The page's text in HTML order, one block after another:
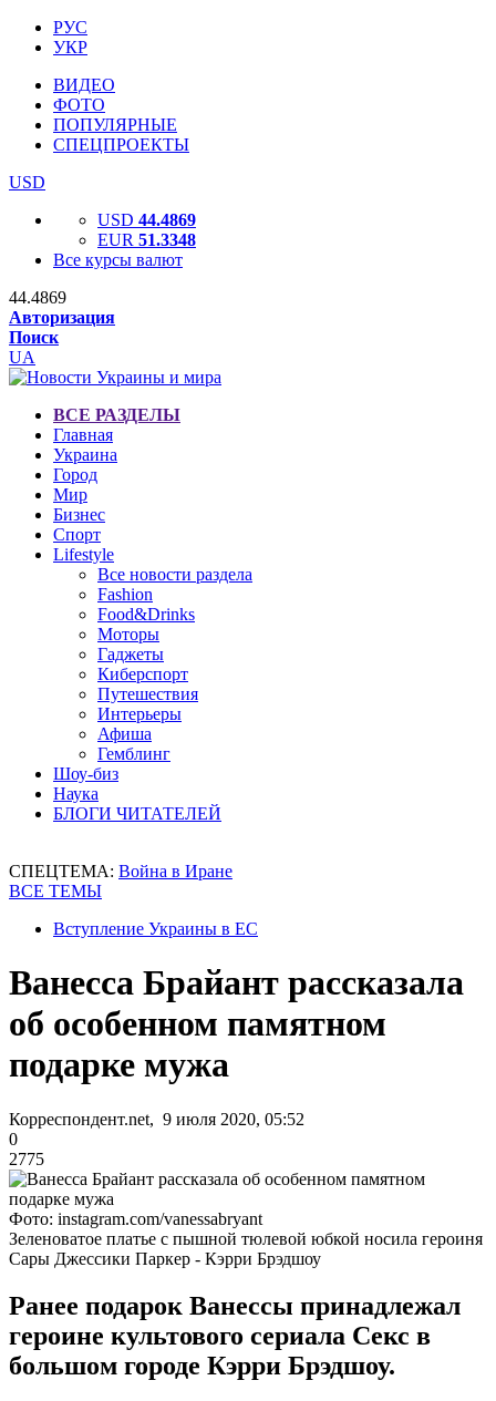
РУС
УКР
ВИДЕО
ФОТО
ПОПУЛЯРНЫЕ
СПЕЦПРОЕКТЫ
USD
USD 44.4869
EUR 51.3348
Все курсы валют
44.4869
Авторизация
Поиск
UA
ВСЕ РАЗДЕЛЫ
Главная
Украина
Город
Мир
Бизнес
Спорт
Lifestyle
Все новости раздела
Fashion
Food&Drinks
Моторы
Гаджеты
Киберспорт
Путешествия
Интерьеры
Афиша
Гемблинг
Шоу-биз
Наука
БЛОГИ ЧИТАТЕЛЕЙ
СПЕЦТЕМА: Война в Иране
ВСЕ ТЕМЫ
Вступление Украины в ЕС
Ванесса Брайант рассказала
об особенном памятном
подарке мужа
Корреспондент.net, 9 июля 2020, 05:52
0
2775
Фото: instagram.com/vanessabryant
Зеленоватое платье с пышной тюлевой юбкой носила героиня
Сары Джессики Паркер - Кэрри Брэдшоу
Ранее подарок Ванессы принадлежал
героине культового сериала Секс в
большом городе Кэрри Брэдшоу.